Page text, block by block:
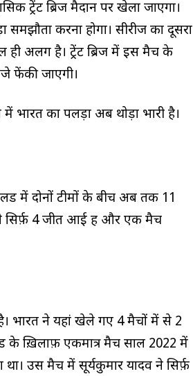
ट्रेंट ब्रिज मैदान पर खेला जाएगा।
करना होगा। सीरीज का दूसरा
अलग है। ट्रेंट ब्रिज में इस मैच के
फेंकी जाएगी।
भारत का पलड़ा अब थोड़ा भारी है।
में दोनों टीमों के बीच अब तक 11
सिर्फ़ 4 जीत आई हैं और एक मैच
है। भारत ने यहां खेले गए 4 मैचों में से 2
के ख़िलाफ़ एकमात्र मैच साल 2022 में
उस मैच में सूर्यकुमार यादव ने सिर्फ़